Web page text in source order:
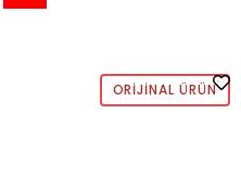
ORIJINAL ÜRÜN